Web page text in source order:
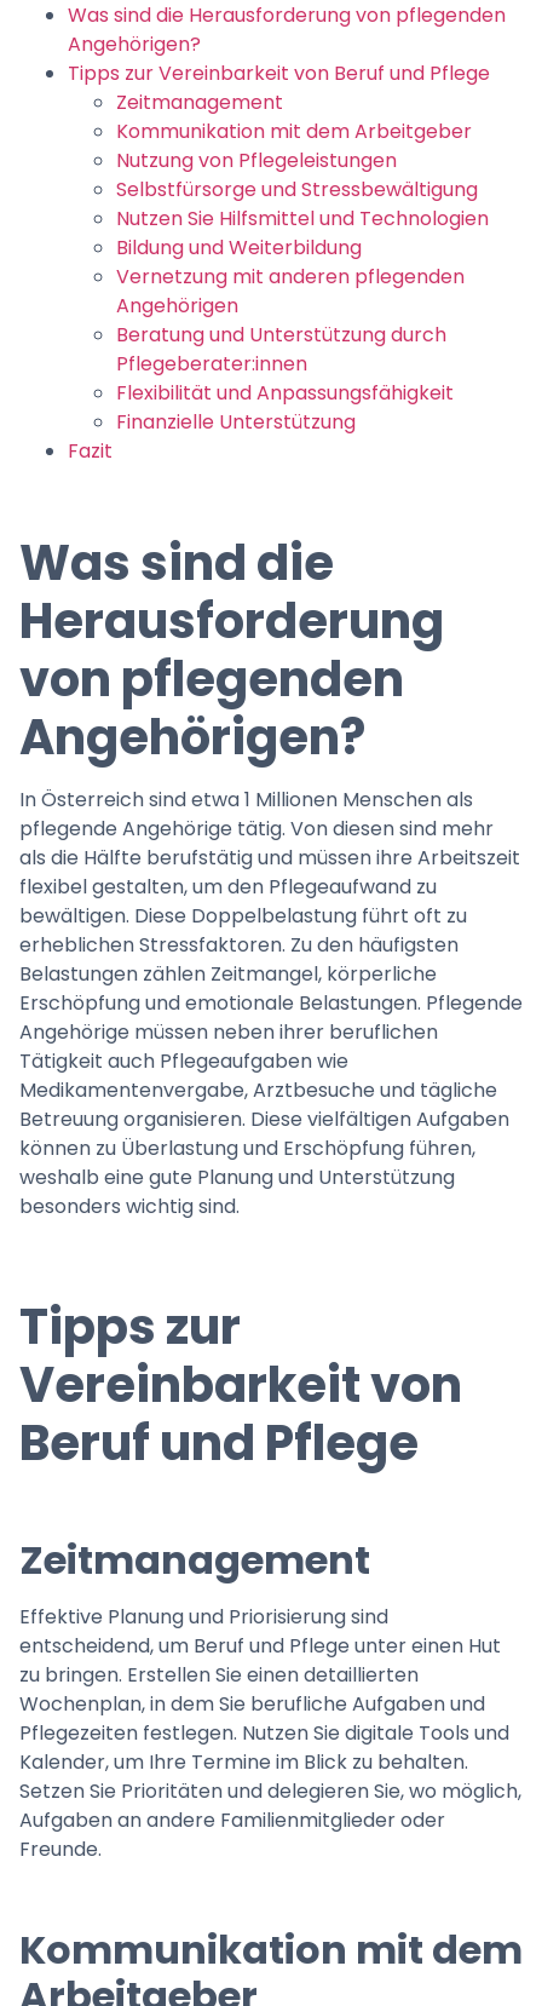
Was sind die Herausforderung von pflegenden
Angehörigen?
Tipps zur Vereinbarkeit von Beruf und Pflege
Zeitmanagement
Kommunikation mit dem Arbeitgeber
Nutzung von Pflegeleistungen
Selbstfürsorge und Stressbewältigung
Nutzen Sie Hilfsmittel und Technologien
Bildung und Weiterbildung
Vernetzung mit anderen pflegenden
Angehörigen
Beratung und Unterstützung durch
Pflegeberater:innen
Flexibilität und Anpassungsfähigkeit
Finanzielle Unterstützung
Fazit
Was sind die
Herausforderung
von pflegenden
Angehörigen?
In Österreich sind etwa 1 Millionen Menschen als
pflegende Angehörige tätig. Von diesen sind mehr
als die Hälfte berufstätig und müssen ihre Arbeitszeit
flexibel gestalten, um den Pflegeaufwand zu
bewältigen. Diese Doppelbelastung führt oft zu
erheblichen Stressfaktoren. Zu den häufigsten
Belastungen zählen Zeitmangel, körperliche
Erschöpfung und emotionale Belastungen. Pflegende
Angehörige müssen neben ihrer beruflichen
Tätigkeit auch Pflegeaufgaben wie
Medikamentenvergabe, Arztbesuche und tägliche
Betreuung organisieren. Diese vielfältigen Aufgaben
können zu Überlastung und Erschöpfung führen,
weshalb eine gute Planung und Unterstützung
besonders wichtig sind.
Tipps zur
Vereinbarkeit von
Beruf und Pflege
Zeitmanagement
Effektive Planung und Priorisierung sind
entscheidend, um Beruf und Pflege unter einen Hut
zu bringen. Erstellen Sie einen detaillierten
Wochenplan, in dem Sie berufliche Aufgaben und
Pflegezeiten festlegen. Nutzen Sie digitale Tools und
Kalender, um Ihre Termine im Blick zu behalten.
Setzen Sie Prioritäten und delegieren Sie, wo möglich,
Aufgaben an andere Familienmitglieder oder
Freunde.
Kommunikation mit dem